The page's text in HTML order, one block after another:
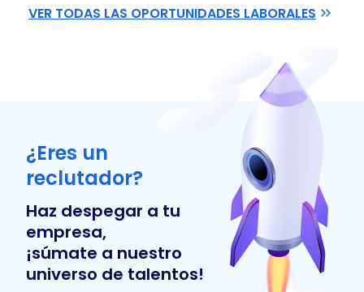
VER TODAS LAS OPORTUNIDADES LABORALES
¿Eres un
reclutador?
Haz despegar a tu
empresa,
¡súmate a nuestro
universo de talentos!